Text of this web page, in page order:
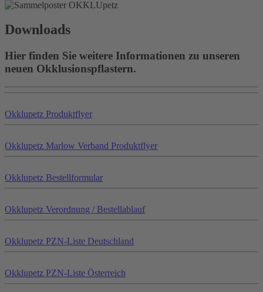
Downloads
Hier finden Sie weitere Informationen zu unseren
neuen Okklusionspflastern.
Okklupetz Produktflyer
Okklupetz Marlow Verband Produktflyer
Okklupetz Bestellformular
Okklupetz Verordnung / Bestellablauf
Okklupetz PZN-Liste Deutschland
Okklupetz PZN-Liste Österreich